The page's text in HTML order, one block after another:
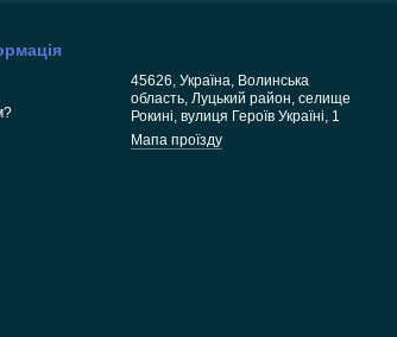
45626, Україна, Волинська
область, Луцький район, селище
Рокині, вулиця Героїв Україні, 1
Мапа проїзду